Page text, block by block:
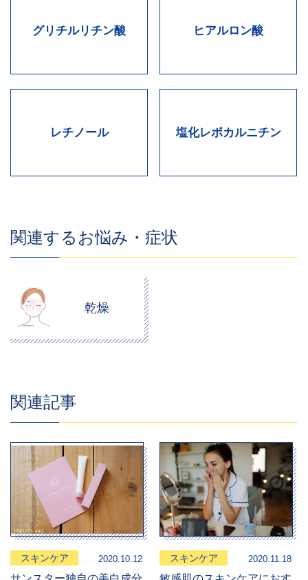
グリチルリチン酸 ヒアルロン酸
レチノール 塩化レボカルニチン
関連するお悩み・症状
乾燥
関連記事
スキンケア 2020.10.12 スキンケア 2020.11.18